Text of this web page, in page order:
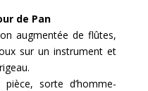
de Pan
augmentée de flûtes,
sur un instrument et
sorte d’homme-